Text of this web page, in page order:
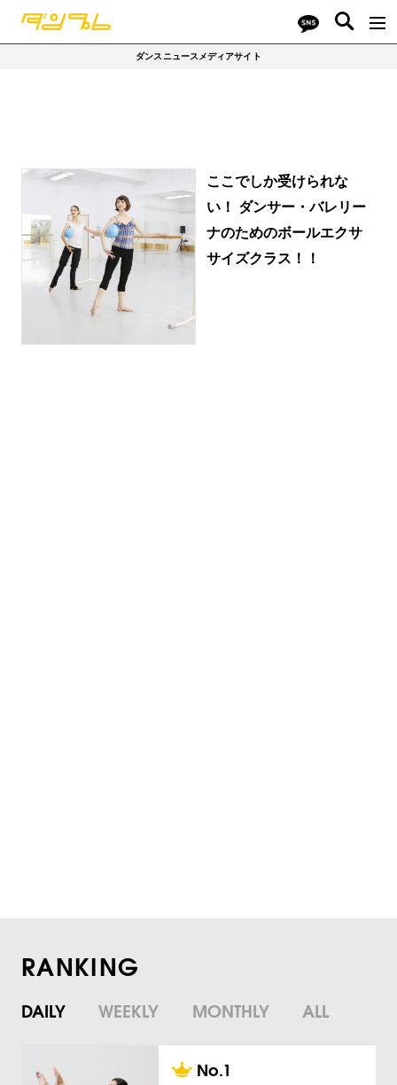
ダンスニュースメディアサイト
ここでしか受けられな
い！ ダンサー・バレリー
ナのためのボールエクサ
サイズクラス！！
RANKING
DAILY WEEKLY MONTHLY ALL